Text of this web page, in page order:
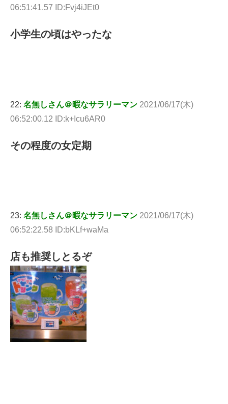
06:51:41.57 ID:Fvj4iJEt0
小学生の頃はやったな
22: 名無しさん＠暇なサラリーマン 2021/06/17(木)
06:52:00.12 ID:k+Icu6AR0
その程度の女定期
23: 名無しさん＠暇なサラリーマン 2021/06/17(木)
06:52:22.58 ID:bKLf+waMa
店も推奨しとるぞ